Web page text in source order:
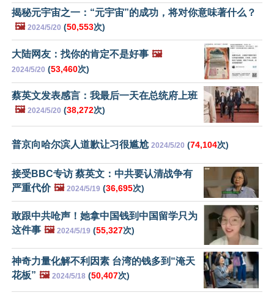
揭秘元宇宙之一：“元宇宙”的成功，将对你意味著什么？
🖼️ 2024/5/20 (50,553次)
大陆网友：找你的肯定不是好事 🖼️
2024/5/20 (53,460次)
蔡英文发表感言：我最后一天在总统府上班
🖼️ 2024/5/20 (38,272次)
普京向哈尔滨人道歉让习很尴尬 2024/5/20 (74,104次)
接受BBC专访 蔡英文：中共要认清战争有
严重代价 🖼️ 2024/5/19 (36,695次)
敢跟中共呛声！她拿中国钱到中国留学只为
这件事 🖼️ 2024/5/19 (55,327次)
神奇力量化解不利因素 台湾的钱多到“淹天
花板” 🖼️ 2024/5/18 (50,407次)